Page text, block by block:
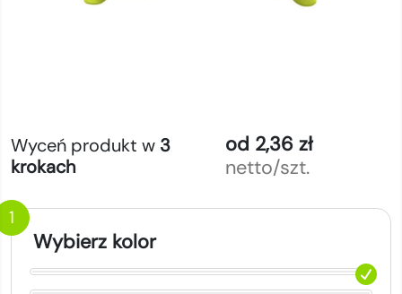
Wyceń produkt w 3
krokach
od 2,36 zł
netto/szt.
1
Wybierz kolor